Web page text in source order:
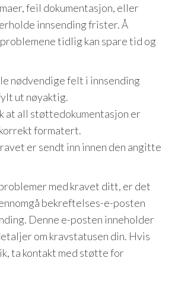
feil dokumentasjon, eller
innsending frister. Å
tidlig kan spare tid og
nødvendige felt i innsending
ut nøyaktig.
at all støttedokumentasjon er
formatert.
er sendt inn innen den angitte
med kravet ditt, er det
bekreftelses-e-posten
Denne e-posten inneholder
om kravstatusen din. Hvis
ta kontakt med støtte for